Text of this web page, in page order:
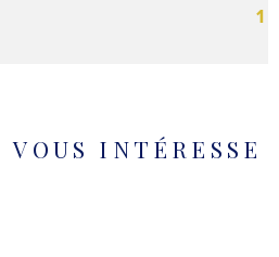
1
VOUS INTÉRESSE